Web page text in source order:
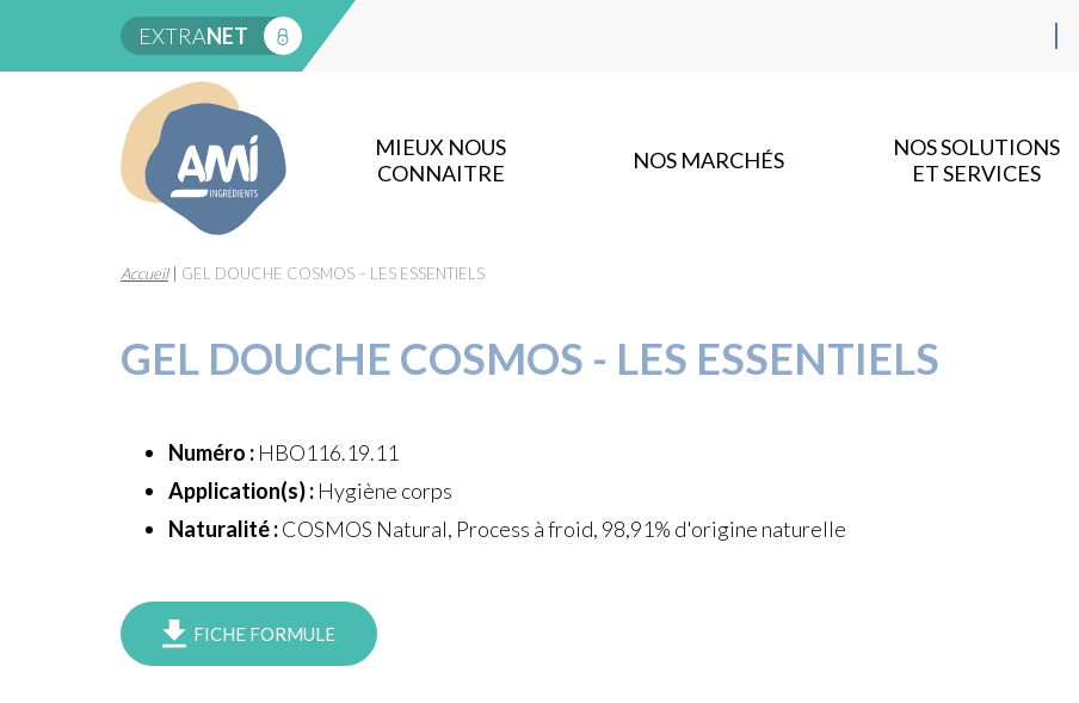
EXTRANET
MIEUX NOUS
CONNAITRE
NOS MARCHÉS
NOS SOLUTIONS
ET SERVICES
Accueil| GEL DOUCHE COSMOS – LES ESSENTIELS
GEL DOUCHE COSMOS - LES ESSENTIELS
Numéro :HBO116.19.11
Application(s) :Hygiène corps
Naturalité :COSMOS Natural, Process à froid, 98,91% d'origine naturelle
FICHE FORMULE